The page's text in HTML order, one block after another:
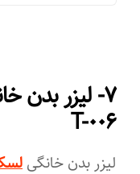
۷- لیزر بدن
T-۰۰۶
لیزر بدن خانگی